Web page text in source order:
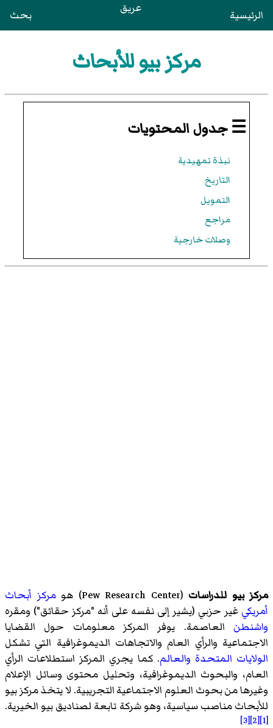
الرئيسية عريق بحث
مركز بيو للأبحاث
☰ جدول المحتويات
نبذة تمهيدية
التاريخ
التمويل
مراجع
وصلات خارجية
مركز بيو للدراسات (
Pew Research Center)‏ هومركز أبحاث
أمريكي غير حزبي (يشير إلى نفسه على أنه "مركز حقائق") ومقره
واشنطن العاصمة. يوفر المركز معلومات حول القضايا
الاجتماعية والرأي العام والاتجاهات الديموغرافية التي تشكل
الولايات المتحدة والعالم. كما يجري المركز استطلاعات الرأي
العام، والبحوث الديموغرافية، وتحليل محتوى وسائل الإعلام
وغيرها من بحوث العلوم الاجتماعية التجريبية. لا يتخذ مركز بيو
للأبحاث مناصب سياسية، وهو شركة تابعة لصناديق بيو الخيرية.
[1]
[2]
[3]